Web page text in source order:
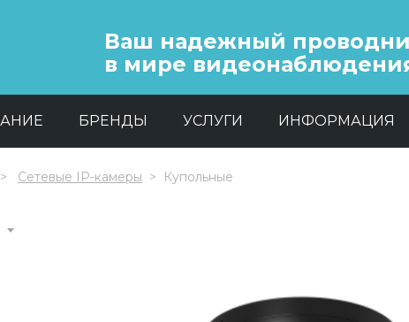
Ваш надежный
в мире
БРЕНДЫ УСЛУГИ ИНФОРМАЦИЯ
Сетевые IP-камеры Купольные